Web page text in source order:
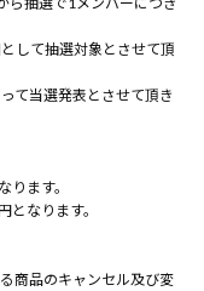
して抽選対象とさせて頂
て当選発表とさせて頂き
ます。
なります。
商品のキャンセル及び変